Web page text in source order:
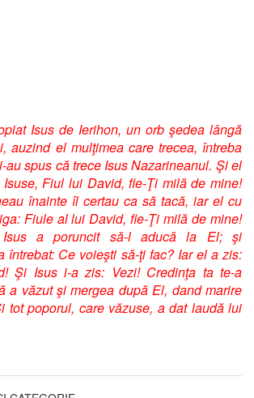
Isus de Ierihon, un orb şedea lângă
auzind el mulţimea care trecea, întreba
au spus că trece Isus Nazarineanul. Şi el
Fiul lui David, fie-Ţi milă de mine!
înainte îl certau ca să tacă, iar el cu
Fiule al lui David, fie-Ţi milă de mine!
Isus a poruncit să-l aducă la El; şi
întrebat: Ce voieşti să-ţi fac? Iar el a zis:
Şi Isus i-a zis: Vezi! Credinţa ta te-a
a văzut şi mergea după El, dand marire
tot poporul, care văzuse, a dat laudă lui